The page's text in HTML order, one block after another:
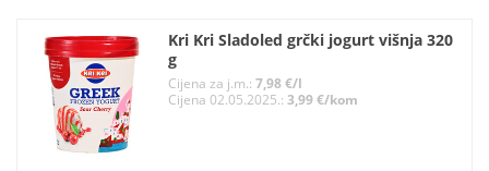
Kri Kri Sladoled grčki jogurt višnja 320
g
Cijena za j.m.: 7,98 €/l
Cijena 02.05.2025.: 3,99 €/kom